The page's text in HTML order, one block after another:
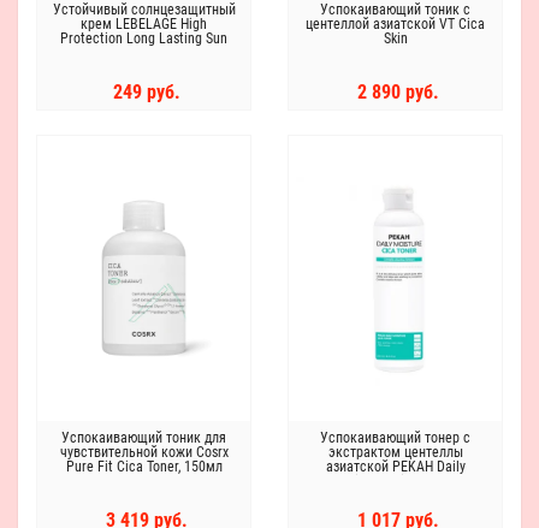
Устойчивый солнцезащитный
крем LEBELAGE High
Protection Long Lasting Sun
249 руб.
Успокаивающий тоник с
центеллой азиатской VT Cica
Skin
2 890 руб.
Успокаивающий тоник для
чувствительной кожи Cosrx
Pure Fit Cica Toner, 150мл
3 419 руб.
Успокаивающий тонер с
экстрактом центеллы
азиатской PEKAH Daily
1 017 руб.